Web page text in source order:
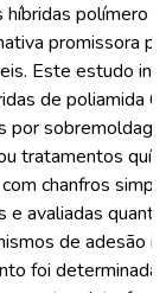
híbridas polímero
promissora
Este estudo
de poliamida
por
tratamentos
chanfros
e avaliadas
de adesão
foi determinada